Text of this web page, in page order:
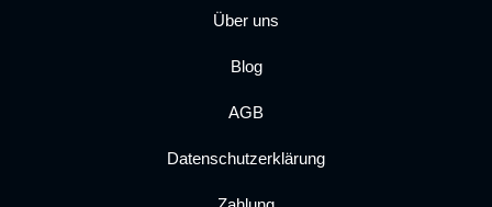
Über uns
Blog
AGB
Datenschutzerklärung